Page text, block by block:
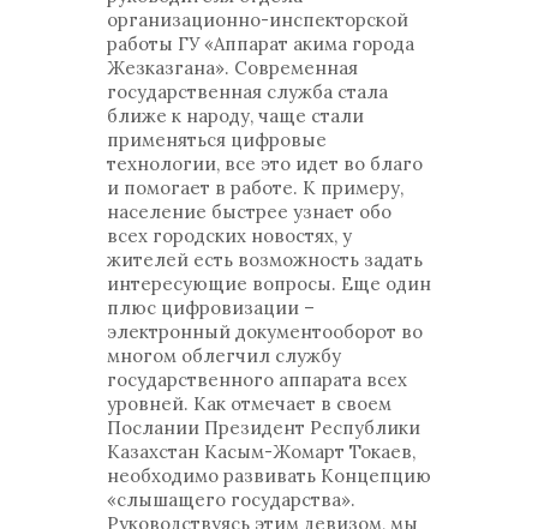
организационно-инспекторской
работы ГУ «Аппарат акима города
Жезказгана». Современная
государственная служба стала
ближе к народу, чаще стали
применяться цифровые
технологии, все это идет во благо
и помогает в работе. К примеру,
население быстрее узнает обо
всех городских новостях, у
жителей есть возможность задать
интересующие вопросы. Еще один
плюс цифровизации –
электронный документооборот во
многом облегчил службу
государственного аппарата всех
уровней. Как отмечает в своем
Послании Президент Республики
Казахстан Касым-Жомарт Токаев,
необходимо развивать Концепцию
«слышащего государства».
Руководствуясь этим девизом, мы